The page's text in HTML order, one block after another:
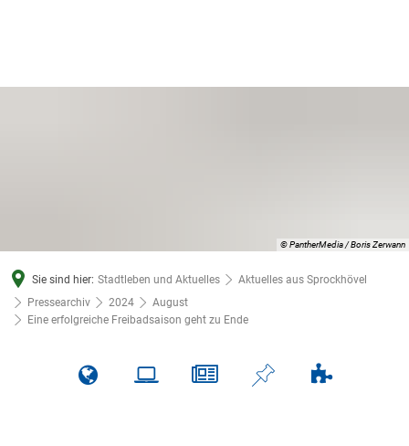
© PantherMedia / Boris Zerwann
Sie sind hier: Stadtleben und Aktuelles
Aktuelles aus Sprockhövel
Pressearchiv
2024
August
Eine erfolgreiche Freibadsaison geht zu Ende